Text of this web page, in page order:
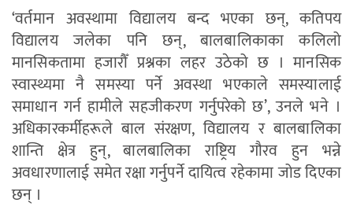
‘वर्तमान अवस्थामा विद्यालय बन्द भएका छन्, कतिपय
विद्यालय जलेका पनि छन्, बालबालिकाका कलिलो
मानसिकतामा हजारौँ प्रश्नका लहर उठेको छ । मानसिक
स्वास्थ्यमा नै समस्या पर्ने अवस्था भएकाले समस्यालाई
समाधान गर्न हामीले सहजीकरण गर्नुपरेको छ’, उनले भने ।
अधिकारकर्मीहरूले बाल संरक्षण, विद्यालय र बालबालिका
शान्ति क्षेत्र हुन्, बालबालिका राष्ट्रिय गौरव हुन भन्ने
अवधारणालाई समेत रक्षा गर्नुपर्ने दायित्व रहेकामा जोड दिएका
छन् ।